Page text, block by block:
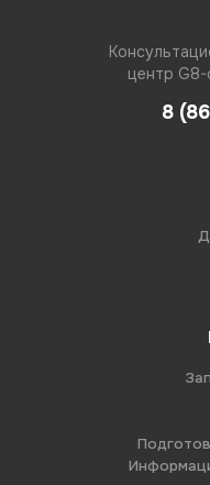
центр
8